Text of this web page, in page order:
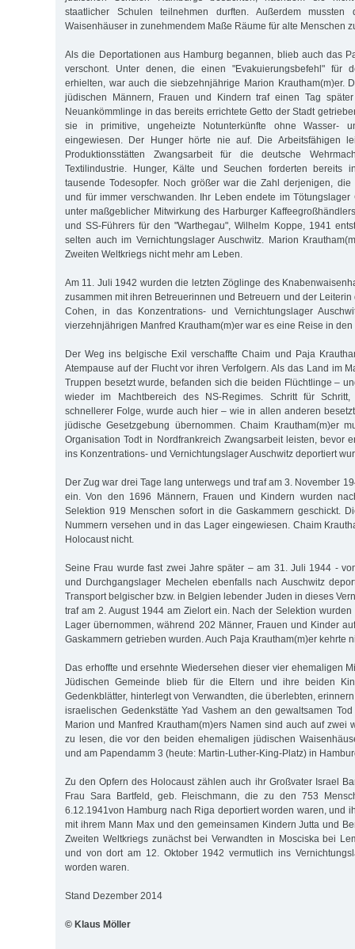
staatlicher Schulen teilnehmen durften. Außerdem mussten
Waisenhäuser in zunehmendem Maße Räume für alte Menschen
Als die Deportationen aus Hamburg begannen, blieb auch das
verschont. Unter denen, die einen "Evakuierungsbefehl" für
erhielten, war auch die siebzehnjährige Marion Krautham(m)er.
jüdischen Männern, Frauen und Kindern traf einen Tag
Neuankömmlinge in das bereits errichtete Getto der Stadt
sie in primitive, ungeheizte Notunterkünfte ohne Wasser-
eingewiesen. Der Hunger hörte nie auf. Die Arbeitsfähigen
Produktionsstätten Zwangsarbeit für die deutsche
Textilindustrie. Hunger, Kälte und Seuchen forderten bereits
tausende Todesopfer. Noch größer war die Zahl derjenigen, die
und für immer verschwanden. Ihr Leben endete im Tötungslager
unter maßgeblicher Mitwirkung des Harburger
und SS-Führers für den "Warthegau", Wilhelm Koppe, 1941
selten auch im Vernichtungslager Auschwitz. Marion
Zweiten Weltkriegs nicht mehr am Leben.
Am 11. Juli 1942 wurden die letzten Zöglinge des
zusammen mit ihren Betreuerinnen und Betreuern und der
Cohen, in das Konzentrations- und Vernichtungslager
vierzehnjährigen Manfred Krautham(m)er war es eine Reise in den
Der Weg ins belgische Exil verschaffte Chaim und Paja
Atempause auf der Flucht vor ihren Verfolgern. Als das Land im
Truppen besetzt wurde, befanden sich die beiden Flüchtlinge –
wieder im Machtbereich des NS-Regimes. Schritt für
schnellerer Folge, wurde auch hier – wie in allen anderen
jüdische Gesetzgebung übernommen. Chaim Krautham(m)er
Organisation Todt in Nordfrankreich Zwangsarbeit leisten, bevor
ins Konzentrations- und Vernichtungslager Auschwitz deportiert
Der Zug war drei Tage lang unterwegs und traf am 3. November
ein. Von den 1696 Männern, Frauen und Kindern wurden
Selektion 919 Menschen sofort in die Gaskammern geschickt.
Nummern versehen und in das Lager eingewiesen. Chaim
Holocaust nicht.
Seine Frau wurde fast zwei Jahre später – am 31. Juli 1944 -
und Durchgangslager Mechelen ebenfalls nach Auschwitz
Transport belgischer bzw. in Belgien lebender Juden in dieses
traf am 2. August 1944 am Zielort ein. Nach der Selektion
Lager übernommen, während 202 Männer, Frauen und Kinder
Gaskammern getrieben wurden. Auch Paja Krautham(m)er kehrte
Das erhoffte und ersehnte Wiedersehen dieser vier ehemaligen
Jüdischen Gemeinde blieb für die Eltern und ihre beiden
Gedenkblätter, hinterlegt von Verwandten, die überlebten,
israelischen Gedenkstätte Yad Vashem an den gewaltsamen
Marion und Manfred Krautham(m)ers Namen sind auch auf zwei
zu lesen, die vor den beiden ehemaligen jüdischen
und am Papendamm 3 (heute: Martin-Luther-King-Platz) in
Zu den Opfern des Holocaust zählen auch ihr Großvater Israel
Frau Sara Bartfeld, geb. Fleischmann, die zu den 753
6.12.1941von Hamburg nach Riga deportiert worden waren, und
mit ihrem Mann Max und den gemeinsamen Kindern Jutta und
Zweiten Weltkriegs zunächst bei Verwandten in Mosciska bei
und von dort am 12. Oktober 1942 vermutlich ins
worden waren.
Stand Dezember 2014
© Klaus Möller